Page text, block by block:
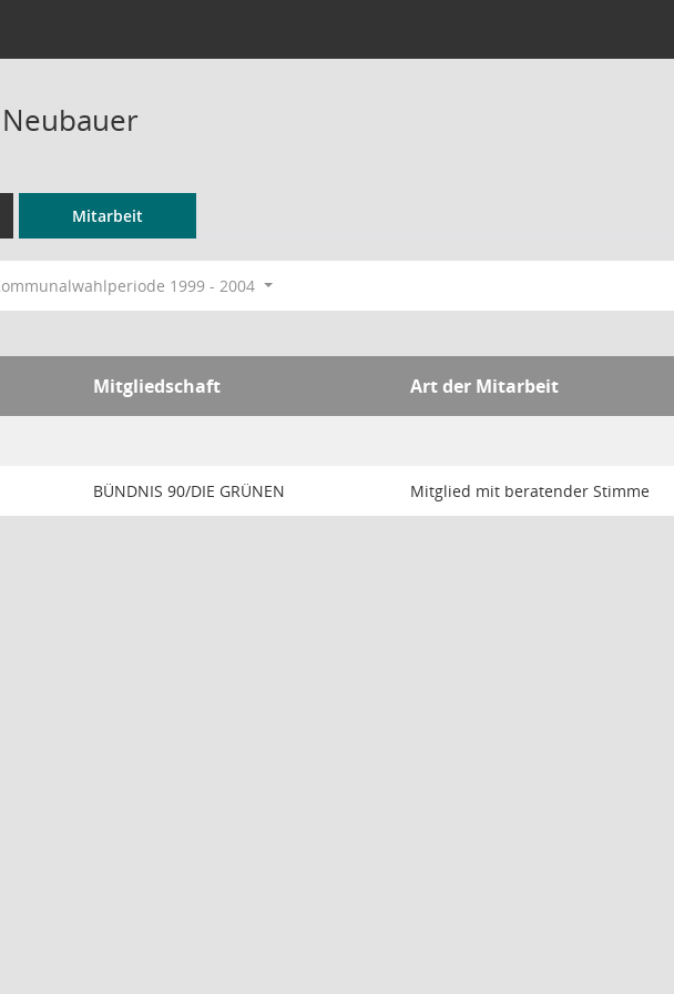
Mitarbeit
1999 - 2004
Mitgliedschaft Art der Mitarbeit
BÜNDNIS 90/DIE GRÜNEN Mitglied mit beratender Stimme